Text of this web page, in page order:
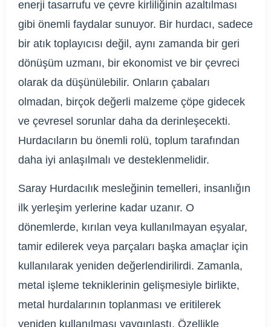
enerji tasarrufu ve çevre kirliliğinin azaltılması
gibi önemli faydalar sunuyor. Bir hurdacı, sadece
bir atık toplayıcısı değil, aynı zamanda bir geri
dönüşüm uzmanı, bir ekonomist ve bir çevreci
olarak da düşünülebilir. Onların çabaları
olmadan, birçok değerli malzeme çöpe gidecek
ve çevresel sorunlar daha da derinleşecekti.
Hurdacıların bu önemli rolü, toplum tarafından
daha iyi anlaşılmalı ve desteklenmelidir.
Saray Hurdacılık mesleğinin temelleri, insanlığın
ilk yerleşim yerlerine kadar uzanır. O
dönemlerde, kırılan veya kullanılmayan eşyalar,
tamir edilerek veya parçaları başka amaçlar için
kullanılarak yeniden değerlendirilirdi. Zamanla,
metal işleme tekniklerinin gelişmesiyle birlikte,
metal hurdalarının toplanması ve eritilerek
yeniden kullanılması yaygınlaştı. Özellikle